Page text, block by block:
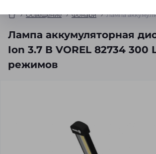
Освещение Фонари Лампа
Лампа аккумуляторная
Ion 3.7 В VOREL 82734 300
режимов